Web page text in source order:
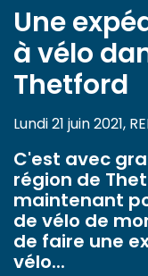
Une
à vélo
Thetford
Lundi 21 juin 2021,
C'est avec
région de
maintenant
de vélo de
de faire une
vélo...